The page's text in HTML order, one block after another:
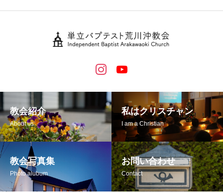
教会紹介
About us
私はクリスチャン
I am a Christian
教会写真集
Photo alubum
お問い合わせ
Contact